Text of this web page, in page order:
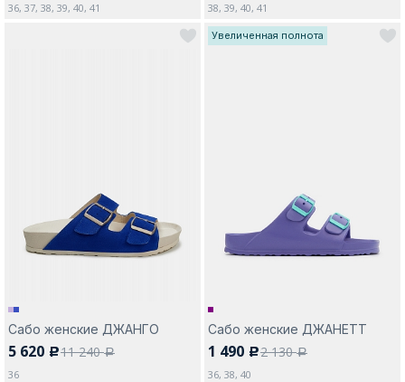
36, 37, 38, 39, 40, 41
38, 39, 40, 41
Сабо женские ДЖАНГО
5 620 c11 240a
36
Увеличенная полнота
Сабо женские ДЖАНЕТТ
1 490 c2 130a
36, 38, 40